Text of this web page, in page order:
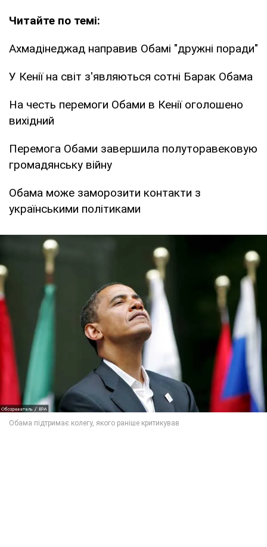
Читайте по темі:
Ахмадінеджад направив Обамі "дружні поради"
У Кенії на світ з'являються сотні Барак Обама
На честь перемоги Обами в Кенії оголошено
вихідний
Перемога Обами завершила полуторавековую
громадянську війну
Обама може заморозити контакти з
українськими політиками